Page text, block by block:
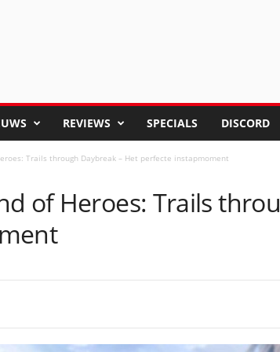
REVIEWS SPECIALS DISCORD
Trails through Daybreak – Het perfecte instapmoment
of Heroes: Trails